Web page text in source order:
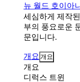
뉴 월드 호이아
세심하게 제작
부의 풍요로운
문입니다.
개요 개요
개요
디럭스 트윈